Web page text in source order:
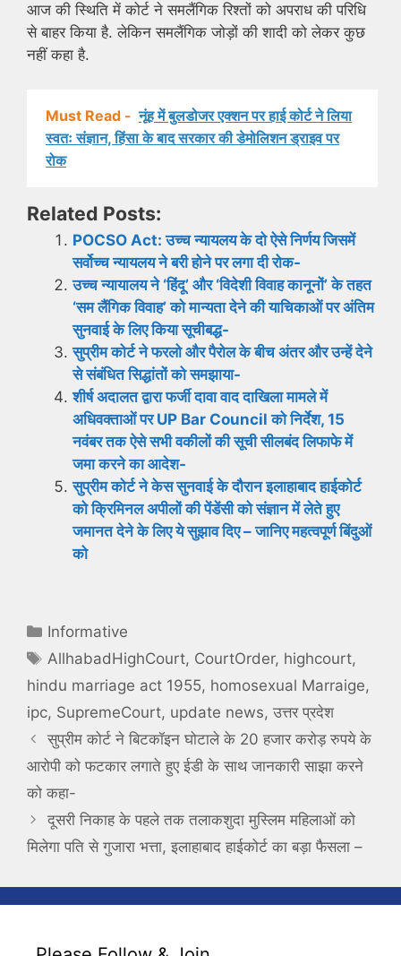
आज की स्थिति में कोर्ट ने समलैंगिक रिश्तों को अपराध की परिधि
से बाहर किया है. लेकिन समलैंगिक जोड़ों की शादी को लेकर कुछ
नहीं कहा है.
Must Read - नूंह में बुलडोजर एक्शन पर हाई कोर्ट ने लिया
स्वतः संज्ञान, हिंसा के बाद सरकार की डेमोलिशन ड्राइव पर
रोक
Related Posts:
POCSO Act: उच्च न्यायलय के दो ऐसे निर्णय जिसमें
सर्वोच्च न्यायलय ने बरी होने पर लगा दी रोक-
उच्च न्यायालय ने ‘हिंदू’ और ‘विदेशी विवाह कानूनों’ के तहत
‘सम लैंगिक विवाह’ को मान्यता देने की याचिकाओं पर अंतिम
सुनवाई के लिए किया सूचीबद्ध-
सुप्रीम कोर्ट ने फरलो और पैरोल के बीच अंतर और उन्हें देने
से संबंधित सिद्धांतों को समझाया-
शीर्ष अदालत द्वारा फर्जी दावा वाद दाखिला मामले में
अधिवक्ताओं पर UP Bar Council को निर्देश, 15
नवंबर तक ऐसे सभी वकीलों की सूची सीलबंद लिफाफे में
जमा करने का आदेश-
सुप्रीम कोर्ट ने केस सुनवाई के दौरान इलाहाबाद हाईकोर्ट
को क्रिमिनल अपीलों की पेंडेंसी को संज्ञान में लेते हुए
जमानत देने के लिए ये सुझाव दिए – जानिए महत्वपूर्ण बिंदुओं
को
Categories
Informative
Tags
AllhabadHighCourt, CourtOrder, highcourt,
hindu marriage act 1955, homosexual Marraige,
ipc, SupremeCourt, update news, उत्तर प्रदेश
सुप्रीम कोर्ट ने बिटकॉइन घोटाले के 20 हजार करोड़ रुपये के
आरोपी को फटकार लगाते हुए ईडी के साथ जानकारी साझा करने
को कहा-
दूसरी निकाह के पहले तक तलाकशुदा मुस्लिम महिलाओं को
मिलेगा पति से गुजारा भत्ता, इलाहाबाद हाईकोर्ट का बड़ा फैसला –